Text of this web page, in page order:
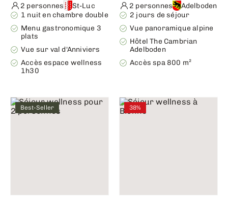
2 personnes
St-Luc
1 nuit en chambre double
Menu gastronomique 3
plats
Vue sur val d'Anniviers
Accès espace wellness
1h30
2 personnes
Adelboden
2 jours de séjour
Vue panoramique alpine
Hôtel The Cambrian
Adelboden
Accès spa 800 m²
Best-Seller 38%